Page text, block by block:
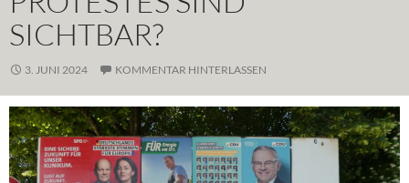
ICHTBAR?
3. JUNI 2024 KOMMENTAR HINTERLASSEN